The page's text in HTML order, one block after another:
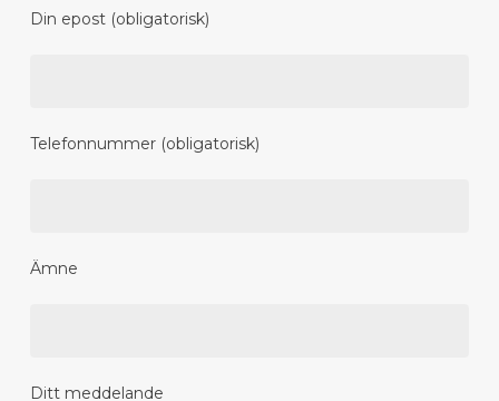
Din epost (obligatorisk)
Telefonnummer (obligatorisk)
Ämne
Ditt meddelande